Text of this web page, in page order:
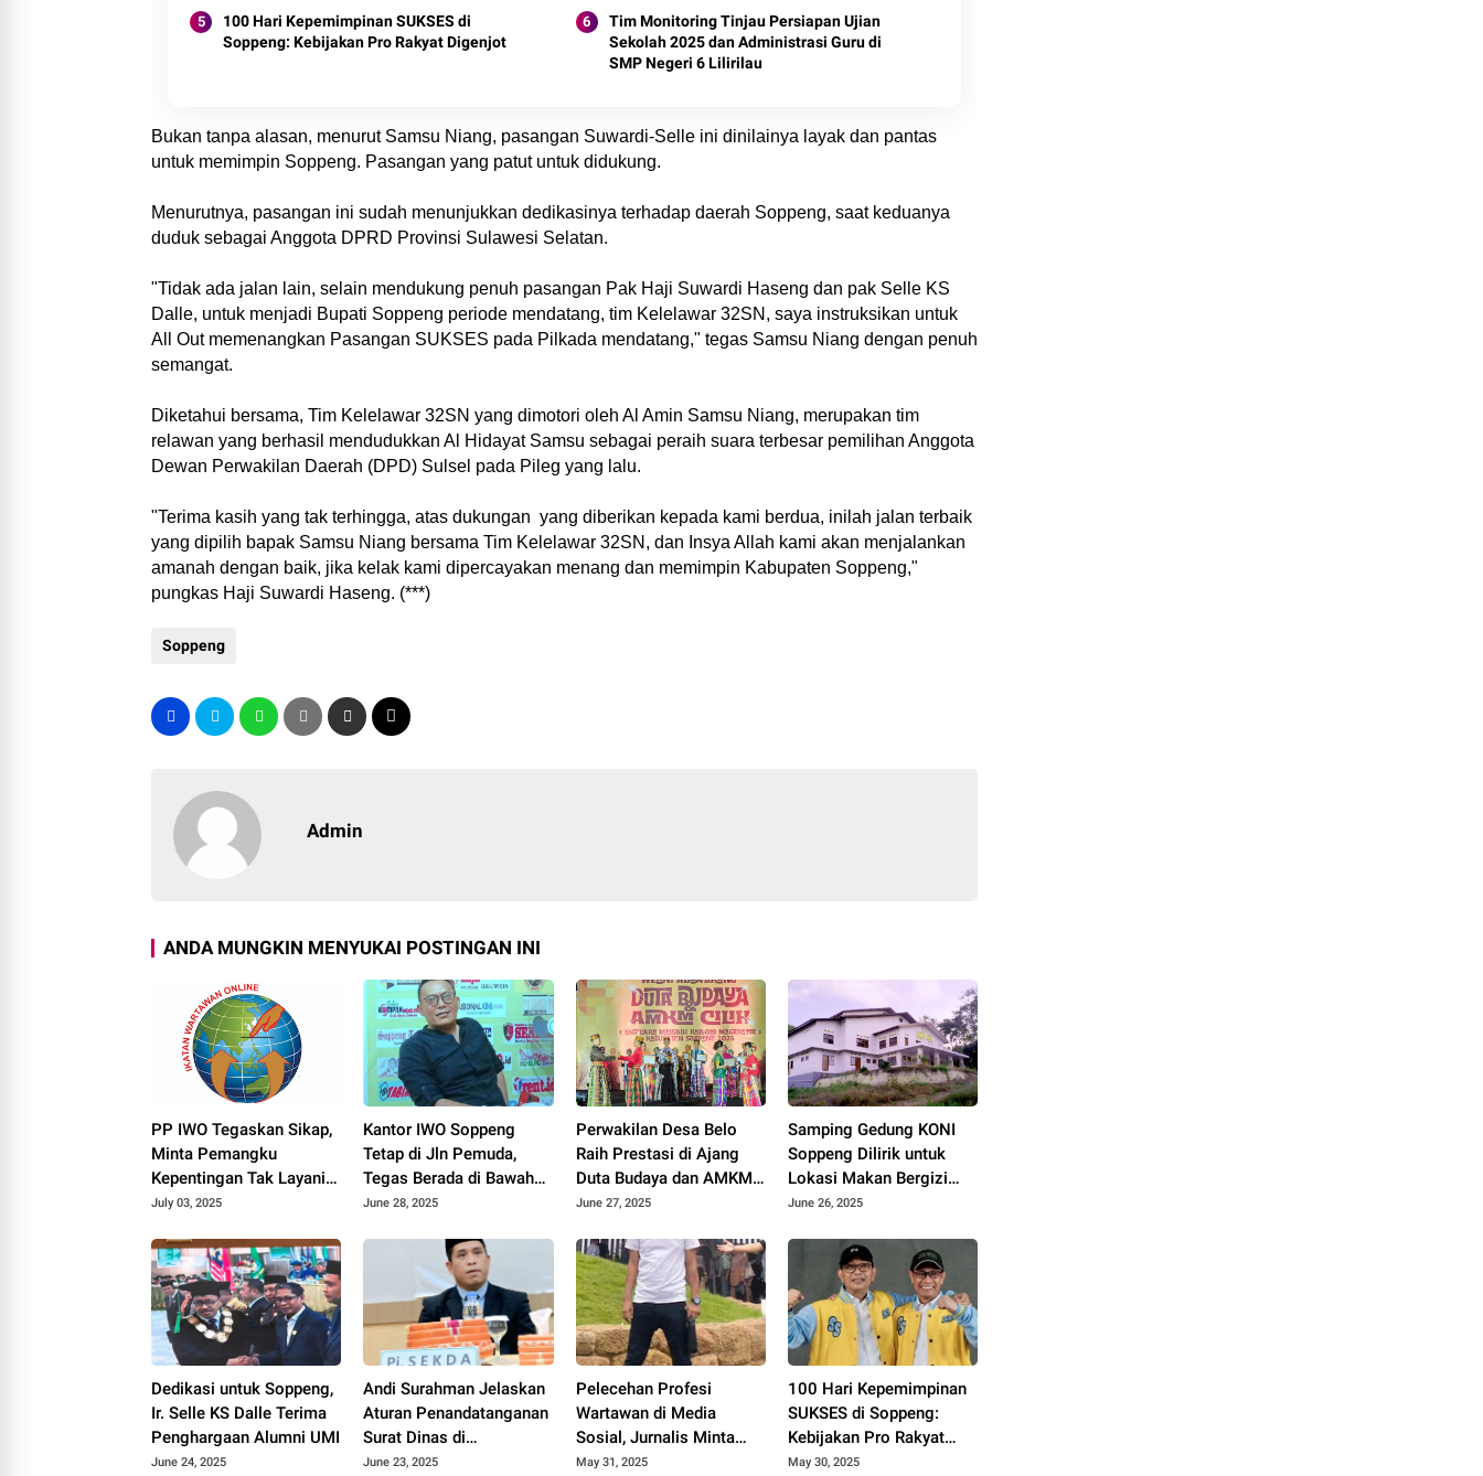
100 Hari Kepemimpinan SUKSES di
Soppeng: Kebijakan Pro Rakyat Digenjot
Tim Monitoring Tinjau Persiapan Ujian
Sekolah 2025 dan Administrasi Guru di
SMP Negeri 6 Lilirilau
Bukan tanpa alasan, menurut Samsu Niang, pasangan Suwardi-Selle ini dinilainya layak dan pantas
untuk memimpin Soppeng. Pasangan yang patut untuk didukung.
Menurutnya, pasangan ini sudah menunjukkan dedikasinya terhadap daerah Soppeng, saat keduanya
duduk sebagai Anggota DPRD Provinsi Sulawesi Selatan.
"Tidak ada jalan lain, selain mendukung penuh pasangan Pak Haji Suwardi Haseng dan pak Selle KS
Dalle, untuk menjadi Bupati Soppeng periode mendatang, tim Kelelawar 32SN, saya instruksikan untuk
All Out memenangkan Pasangan SUKSES pada Pilkada mendatang," tegas Samsu Niang dengan penuh
semangat.
Diketahui bersama, Tim Kelelawar 32SN yang dimotori oleh Al Amin Samsu Niang, merupakan tim
relawan yang berhasil mendudukkan Al Hidayat Samsu sebagai peraih suara terbesar pemilihan Anggota
Dewan Perwakilan Daerah (DPD) Sulsel pada Pileg yang lalu.
"Terima kasih yang tak terhingga, atas dukungan yang diberikan kepada kami berdua, inilah jalan terbaik
yang dipilih bapak Samsu Niang bersama Tim Kelelawar 32SN, dan Insya Allah kami akan menjalankan
amanah dengan baik, jika kelak kami dipercayakan menang dan memimpin Kabupaten Soppeng,"
pungkas Haji Suwardi Haseng. (***)
Soppeng
Admin
ANDA MUNGKIN MENYUKAI POSTINGAN INI
PP IWO Tegaskan Sikap,
Minta Pemangku
Kepentingan Tak Layani
Oknum
July 03, 2025
Kantor IWO Soppeng
Tetap di Jln Pemuda,
Tegas Berada di Bawah
Naungan IWO Dwi
June 28, 2025
Perwakilan Desa Belo
Raih Prestasi di Ajang
Duta Budaya dan AMKM
Cilik Kabupaten Soppeng
June 27, 2025
Samping Gedung KONI
Soppeng Dilirik untuk
Lokasi Makan Bergizi
Gratis
June 26, 2025
Dedikasi untuk Soppeng,
Ir. Selle KS Dalle Terima
Penghargaan Alumni UMI
June 24, 2025
Andi Surahman Jelaskan
Aturan Penandatanganan
Surat Dinas di
Lingkungan Pemkab
June 23, 2025
Pelecehan Profesi
Wartawan di Media
Sosial, Jurnalis Minta
Proses Hukum
May 31, 2025
100 Hari Kepemimpinan
SUKSES di Soppeng:
Kebijakan Pro Rakyat
Digenjot
May 30, 2025